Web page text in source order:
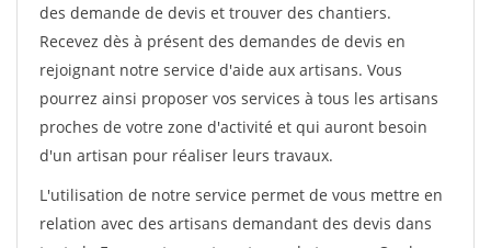
des demande de devis et trouver des chantiers.
Recevez dès à présent des demandes de devis en
rejoignant notre service d'aide aux artisans. Vous
pourrez ainsi proposer vos services à tous les artisans
proches de votre zone d'activité et qui auront besoin
d'un artisan pour réaliser leurs travaux.
L'utilisation de notre service permet de vous mettre en
relation avec des artisans demandant des devis dans